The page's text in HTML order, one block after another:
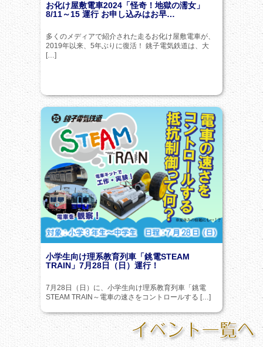
お化け屋敷電車2024「怪奇！地獄の濡女」
8/11～15 運行 お申し込みはお早…
多くのメディアで紹介された走るお化け屋敷電車が、
2019年以来、5年ぶりに復活！ 銚子電気鉄道は、大
[…]
小学生向け理系教育列車「銚電STEAM
TRAIN」7月28日（日）運行！
7月28日（日）に、小学生向け理系教育列車「銚電
STEAM TRAIN～電車の速さをコントロールする […]